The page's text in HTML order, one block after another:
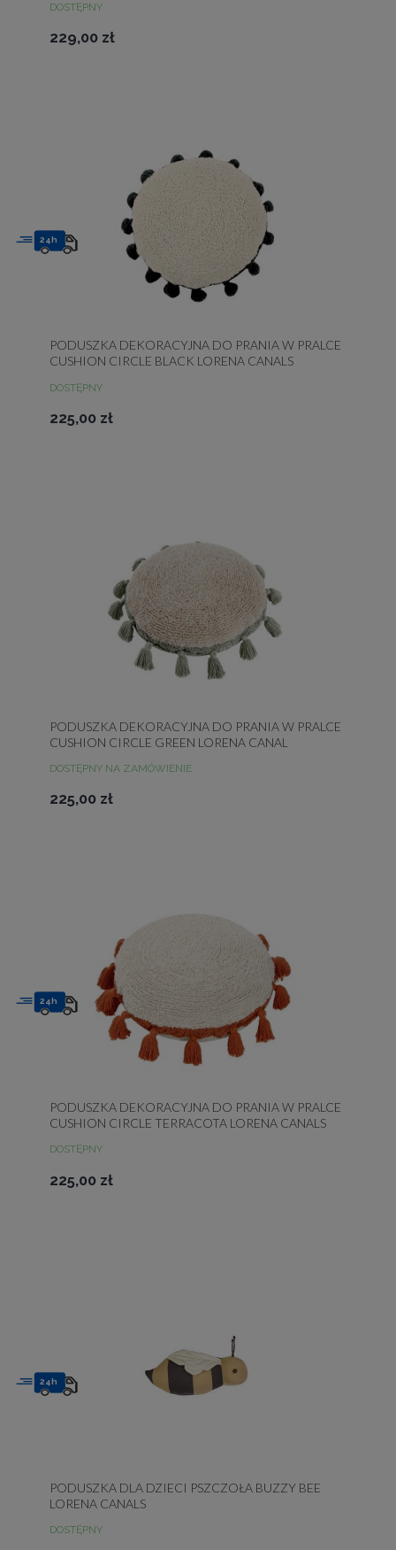
DOSTĘPNY
229,00 zł
PODUSZKA DEKORACYJNA DO PRANIA W PRALCE
CUSHION CIRCLE BLACK LORENA CANALS
DOSTĘPNY
225,00 zł
24h
PODUSZKA DEKORACYJNA DO PRANIA W PRALCE
CUSHION CIRCLE GREEN LORENA CANAL
DOSTĘPNY NA ZAMÓWIENIE
225,00 zł
PODUSZKA DEKORACYJNA DO PRANIA W PRALCE
CUSHION CIRCLE TERRACOTA LORENA CANALS
DOSTĘPNY
225,00 zł
24h
PODUSZKA DLA DZIECI PSZCZOŁA BUZZY BEE
LORENA CANALS
DOSTĘPNY
24h